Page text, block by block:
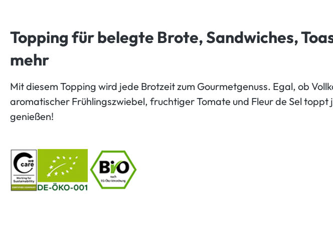
Topping für belegte Brote, Sandwiches,
mehr
Mit diesem Topping wird jede Brotzeit zum Gourmetgenuss. Egal, ob
aromatischer Frühlingszwiebel, fruchtiger Tomate und Fleur de Sel
genießen!